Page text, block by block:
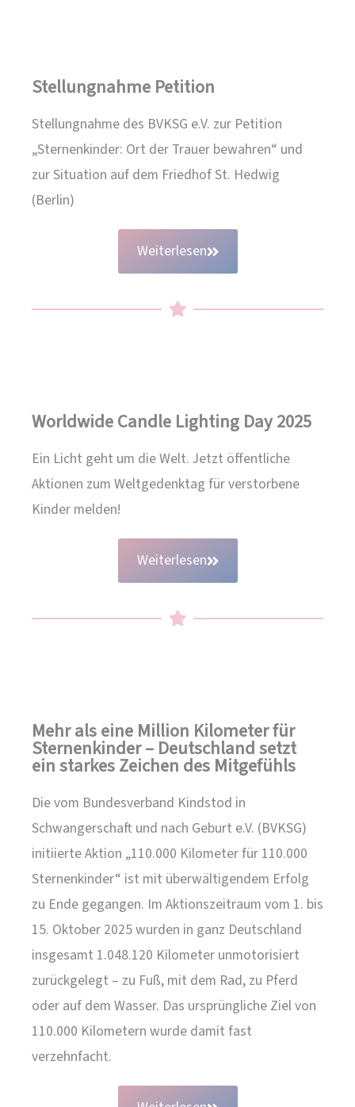
Stellungnahme Petition
Stellungnahme des BVKSG e.V. zur Petition
„Sternenkinder: Ort der Trauer bewahren“ und
zur Situation auf dem Friedhof St. Hedwig
(Berlin)
Weiterlesen
Worldwide Candle Lighting Day 2025
Ein Licht geht um die Welt. Jetzt öffentliche
Aktionen zum Weltgedenktag für verstorbene
Kinder melden!
Weiterlesen
Mehr als eine Million Kilometer für
Sternenkinder – Deutschland setzt
ein starkes Zeichen des Mitgefühls
Die vom Bundesverband Kindstod in
Schwangerschaft und nach Geburt e.V. (BVKSG)
initiierte Aktion „110.000 Kilometer für 110.000
Sternenkinder“ ist mit überwältigendem Erfolg
zu Ende gegangen. Im Aktionszeitraum vom 1. bis
15. Oktober 2025 wurden in ganz Deutschland
insgesamt 1.048.120 Kilometer unmotorisiert
zurückgelegt – zu Fuß, mit dem Rad, zu Pferd
oder auf dem Wasser. Das ursprüngliche Ziel von
110.000 Kilometern wurde damit fast
verzehnfacht.